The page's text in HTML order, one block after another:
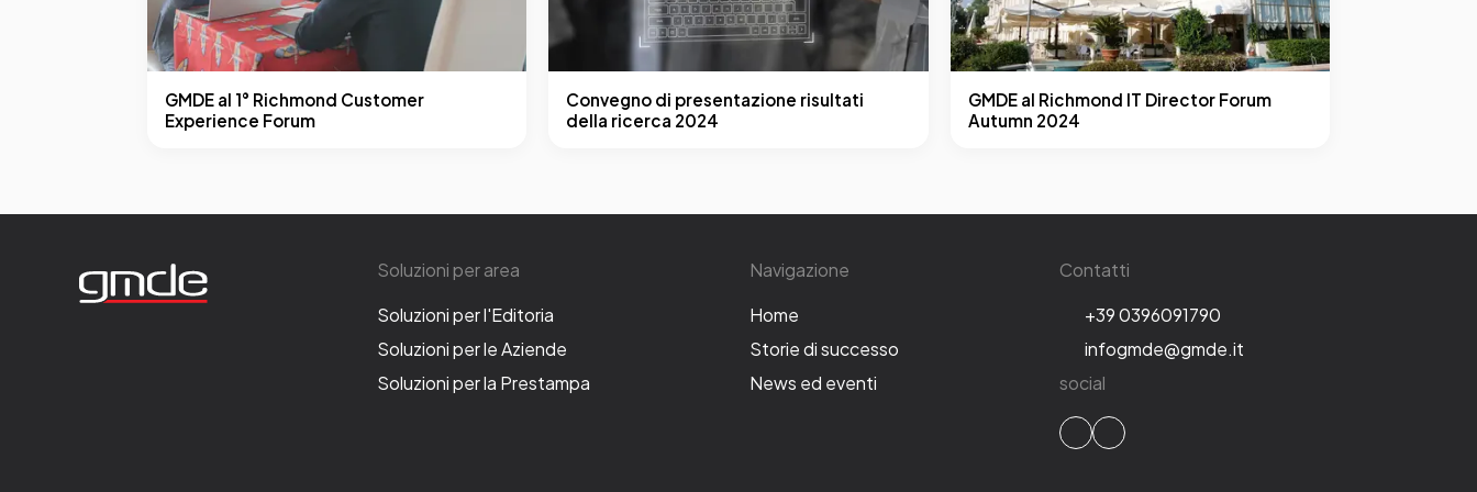
GMDE al 1° Richmond Customer
Experience Forum
Convegno di presentazione risultati
della ricerca 2024
GMDE al Richmond IT Director Forum
Autumn 2024
Soluzioni per area
Soluzioni per l'Editoria
Soluzioni per le Aziende
Soluzioni per la Prestampa
Navigazione
Home
Storie di successo
News ed eventi
Contatti
+39 0396091790
infogmde@gmde.it
social